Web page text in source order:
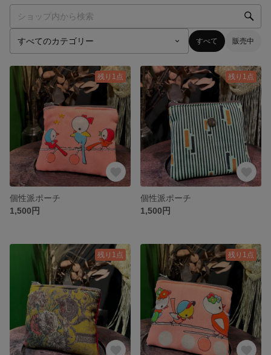
すべて 販売中
残り1点
個性派ポーチ
1,500円
残り1点
個性派ポーチ
1,500円
残り1点 残り1点